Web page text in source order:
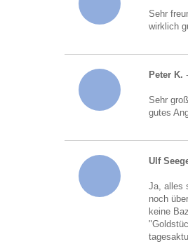
Sehr
wirklich
Peter K.
Sehr
gutes
Ulf
Ja, alles
noch
keine